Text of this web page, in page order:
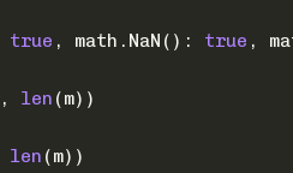
true , math.NaN(): true ,
, len (m))
len (m))